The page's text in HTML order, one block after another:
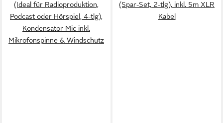
(Ideal für Radioproduktion,
Podcast oder Hörspiel, 4-tlg),
Kondensator Mic inkl.
Mikrofonspinne & Windschutz
(Spar-Set, 2-tlg), inkl. 5m XLR
Kabel